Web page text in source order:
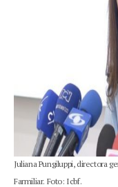
Juliana Pungiluppi, directora
Farmiliar. Foto: Icbf.